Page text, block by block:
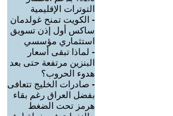
التوترات الإقليمية
- الكويت تمنح غولدمان
ساكس أول إذن تسويق
استثماري مؤسسي
- لماذا تبقى أسعار
البنزين مرتفعة حتى بعد
هدوء الحروب؟
- صادرات الخليج تتعافى
بفضل العراق رغم بقاء
هرمز تحت الضغط